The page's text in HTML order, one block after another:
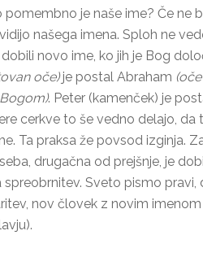
je naše ime? Če ne
našega imena. Sploh ne
novo ime, ko jih je Bog
oče)je postal Abraham
. Peter (kamenček) je
cerkve to še vedno delajo, da
Ta praksa že povsod izginja.
drugačna od prejšnje, je
spreobrnitev. Sveto pismo
nov človek z novim